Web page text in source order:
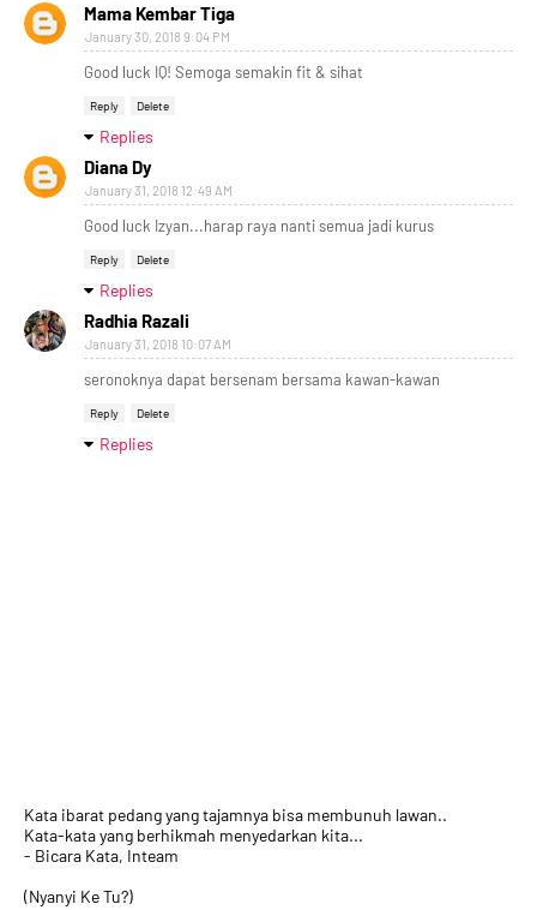
Mama Kembar Tiga
January 30, 2018 9:04 PM
Good luck IQ! Semoga semakin fit & sihat
Reply Delete
Replies
Diana Dy
January 31, 2018 12:49 AM
Good luck Izyan...harap raya nanti semua jadi kurus
Reply Delete
Replies
Radhia Razali
January 31, 2018 10:07 AM
seronoknya dapat bersenam bersama kawan-kawan
Reply Delete
Replies
Kata ibarat pedang yang tajamnya bisa membunuh lawan..
Kata-kata yang berhikmah menyedarkan kita...
- Bicara Kata, Inteam
(Nyanyi Ke Tu?)